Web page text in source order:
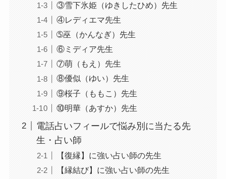
③雪下氷姫（ゆきしたひめ）先生
④レディエマ先生
➄巫（かんなぎ）先生
⑥ミディア先生
⑦萌（もえ）先生
⑧優似（ゆい）先生
⑨桜子（ももこ）先生
⑩明華（あすか）先生
電話占いフィールで悩み別に当たる先
生・占い師
【復縁】に強い占い師の先生
【縁結び】に強い占い師の先生